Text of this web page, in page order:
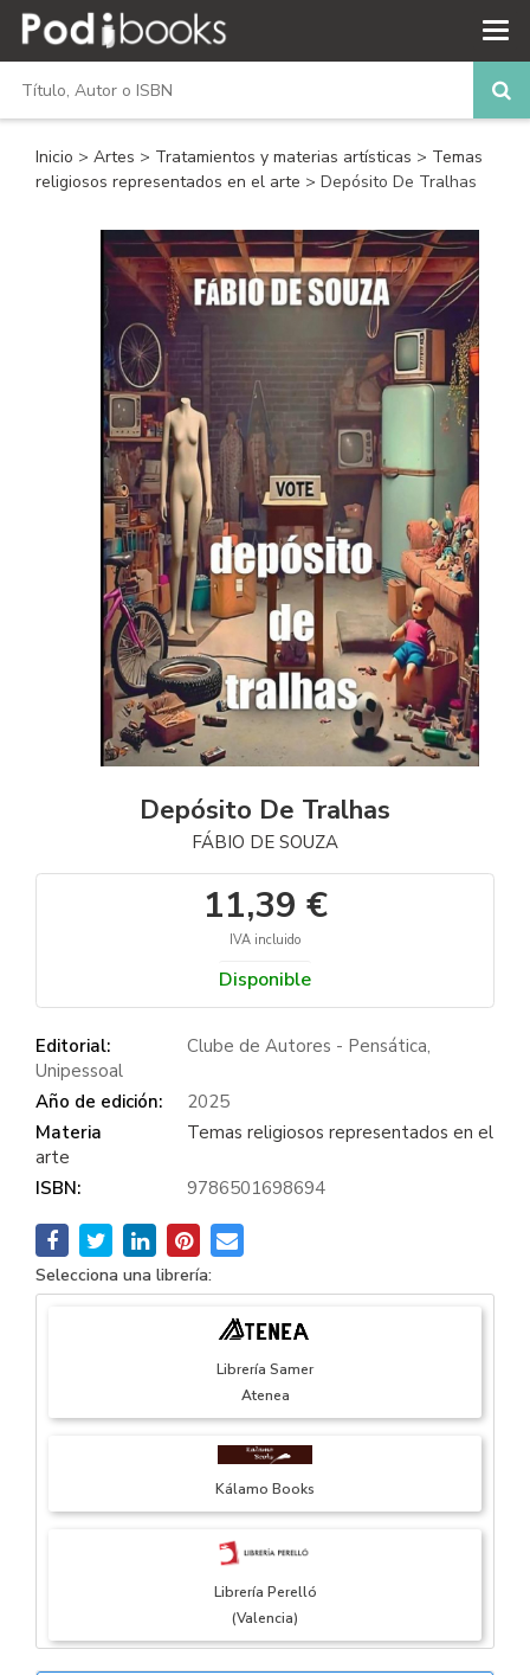
Inicio > Artes > Tratamientos y materias artísticas > Temas
religiosos representados en el arte > Depósito De Tralhas
Depósito De Tralhas
FÁBIO DE SOUZA
11,39 €
IVA incluido
Disponible
Editorial:
Clube de Autores - Pensática,
Unipessoal
Año de edición:
2025
Materia
Temas religiosos representados en el
arte
ISBN:
9786501698694
Selecciona una librería:
Librería Samer
Atenea
Kálamo Books
Librería Perelló
(Valencia)